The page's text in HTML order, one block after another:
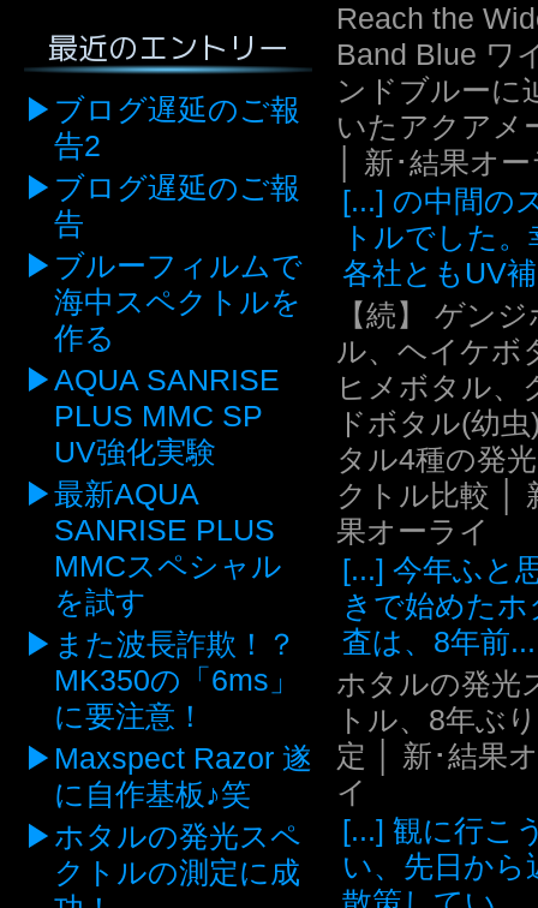
最近のエントリー
ブログ遅延のご報
告2
ブログ遅延のご報
告
ブルーフィルムで
海中スペクトルを
作る
AQUA SANRISE
PLUS MMC SP
UV強化実験
最新AQUA
SANRISE PLUS
MMCスペシャル
を試す
また波長詐欺！？
MK350の「6ms」
に要注意！
Maxspect Razor 遂
に自作基板♪笑
ホタルの発光スペ
クトルの測定に成
Reach the
Band Blue ワ
ンドブルーに
いたアクアメ
│ 新･結果オ
[...] の中間の
トルでした
各社ともUV
【続】 ゲン
ル、ヘイケボ
ヒメボタル、
ドボタル(幼
タル4種の発
クトル比較 │
果オーライ
[...] 今年ふと
きで始めたホ
査は、8年前...
ホタルの発光
トル、8年ぶ
定 │ 新･結果
イ
[...] 観に行こ
い、先日から